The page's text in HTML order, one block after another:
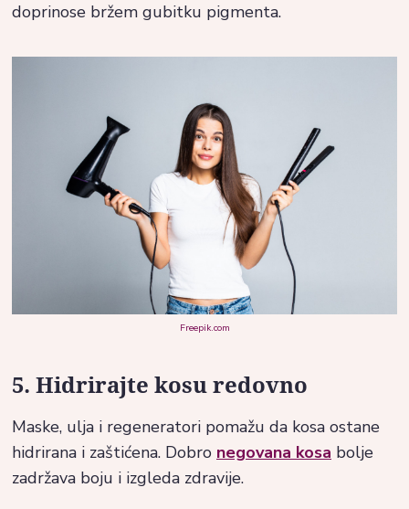
doprinose bržem gubitku pigmenta.
Freepik.com
5. Hidrirajte kosu redovno
Maske, ulja i regeneratori pomažu da kosa ostane
hidrirana i zaštićena. Dobro negovana kosa bolje
zadržava boju i izgleda zdravije.